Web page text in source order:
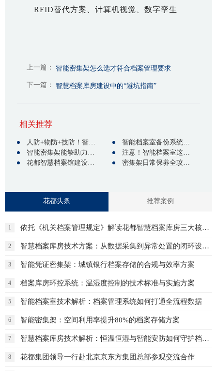
RFID替代方案、计算机视觉、数字孪生
上一篇： 智能密集架怎么选才符合档案管理要求
下一篇： 智慧档案库房建设中的“避坑指南”
相关推荐
人防+物防+技防！智慧档案库房筑牢档案安全“铜墙铁壁”
智能档案室备份系统核心价值解析：从数据安全到业务韧性的6大关键作用
智能密集架能够助力实现哪些新跨越？
注意！智能档案室这样建设才合规又省心
花都智慧档案馆建设，为档案管理注入 “数字活力”
密集架日常保养全攻略：30年行业经验总结的9大关键要点
花都头条 推荐案例
1 依托《机关档案管理规定》解读花都智慧档案库房三大核心保障体系
2 智慧档案库房技术方案：从数据采集到异常处置的闭环设计
3 智能凭证密集架：城镇银行档案存储的合规与效率方案
4 档案库房环控系统：温湿度控制的技术标准与实施方案
5 智能档案室技术解析：档案管理系统如何打通全流程数据
6 智能密集架：空间利用率提升80%的档案存储方案
7 智慧档案库房技术解析：恒温恒湿与智能安防如何守护档案安全
8 花都集团领导一行赴北京京东方集团总部参观交流合作